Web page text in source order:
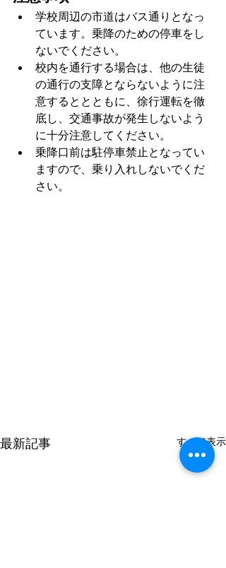
学校周辺の市道はバス通りとなっ
ています。乗降のための停車をし
ないでください。
校内を通行する場合は、他の生徒
の通行の支障とならないように注
意するととともに、徐行運転を徹
底し、交通事故が発生しないよう
に十分注意してください。
乗降口前は駐停車禁止となってい
ますので、乗り入れしないでくだ
さい。
最新記事 すべて表示